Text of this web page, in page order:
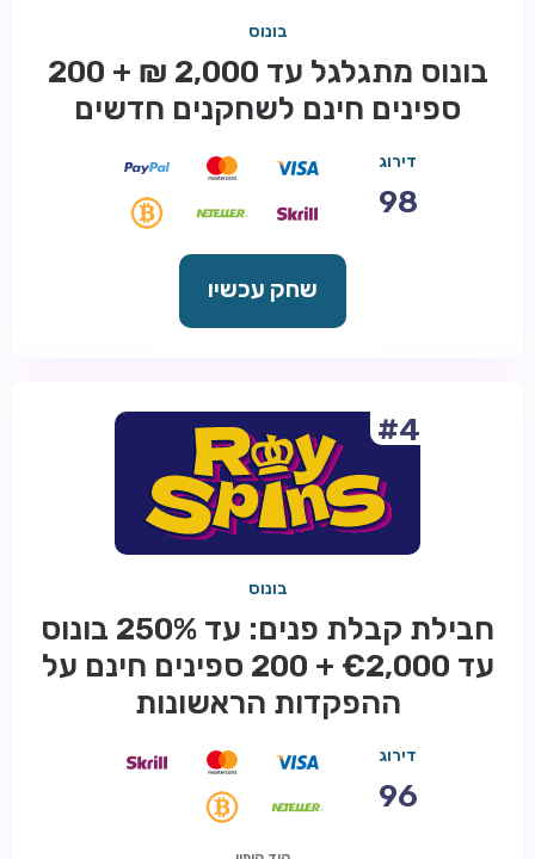
בונוס
בונוס מתגלגל עד 2,000 ₪ + 200
ספינים חינם לשחקנים חדשים
דירוג
98
שחק עכשיו
#4
בונוס
חבילת קבלת פנים: עד 250% בונוס
עד €2,000 + 200 ספינים חינם על
ההפקדות הראשונות
דירוג
96